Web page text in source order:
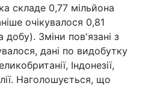
складе 0,77 мільйона
очікувалося 0,81
добу). Зміни пов'язані з
дані по видобутку
Індонезії,
Наголошується, що